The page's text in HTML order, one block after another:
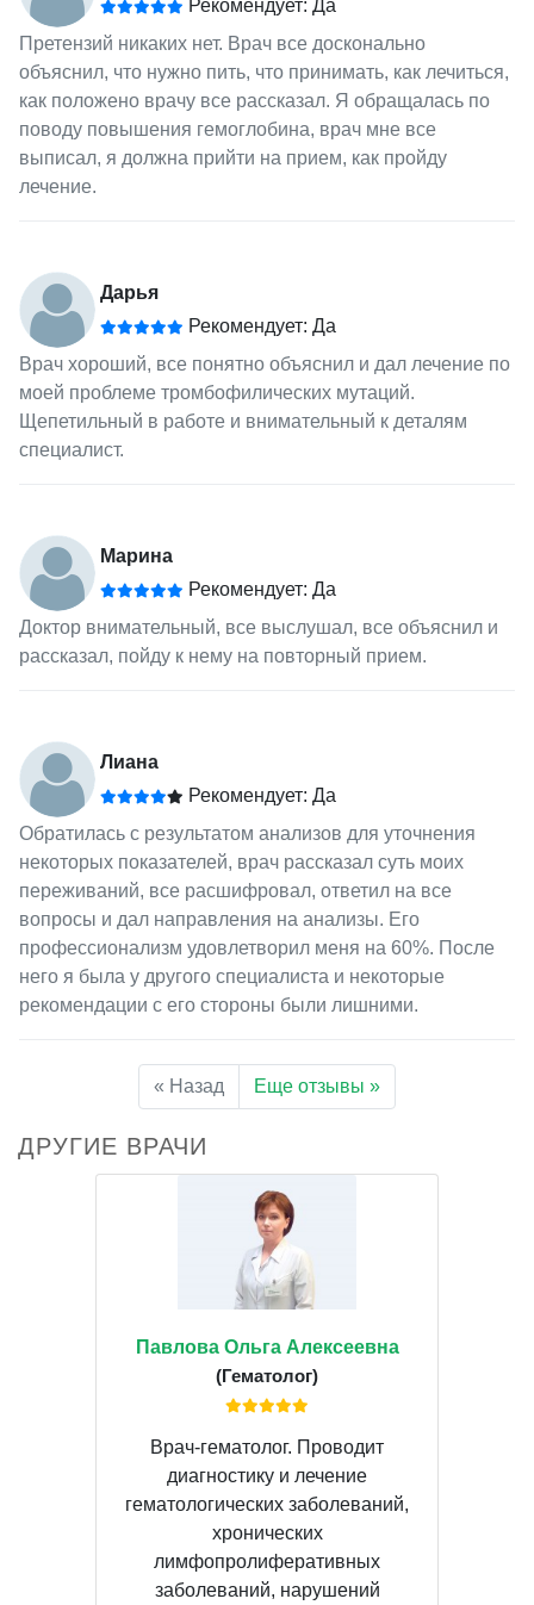
Рекомендует: Да
Претензий никаких нет. Врач все досконально
объяснил, что нужно пить, что принимать, как лечиться,
как положено врачу все рассказал. Я обращалась по
поводу повышения гемоглобина, врач мне все
выписал, я должна прийти на прием, как пройду
лечение.
Дарья
Рекомендует: Да
Врач хороший, все понятно объяснил и дал лечение по
моей проблеме тромбофилических мутаций.
Щепетильный в работе и внимательный к деталям
специалист.
Марина
Рекомендует: Да
Доктор внимательный, все выслушал, все объяснил и
рассказал, пойду к нему на повторный прием.
Лиана
Рекомендует: Да
Обратилась с результатом анализов для уточнения
некоторых показателей, врач рассказал суть моих
переживаний, все расшифровал, ответил на все
вопросы и дал направления на анализы. Его
профессионализм удовлетворил меня на 60%. После
него я была у другого специалиста и некоторые
рекомендации с его стороны были лишними.
« Назад Еще отзывы »
ДРУГИЕ ВРАЧИ
Павлова Ольга Алексеевна
(Гематолог)
Врач-гематолог. Проводит
диагностику и лечение
гематологических заболеваний,
хронических
лимфопролиферативных
заболеваний, нарушений